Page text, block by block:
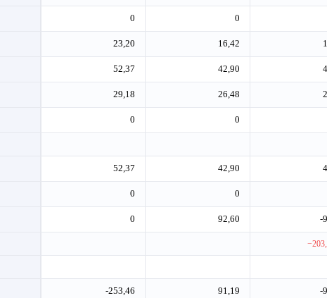
0 0
23,20 16,42
52,37 42,90
29,18 26,48
0 0
52,37 42,90
0 0
0 92,60 -
-253,46 91,19 -